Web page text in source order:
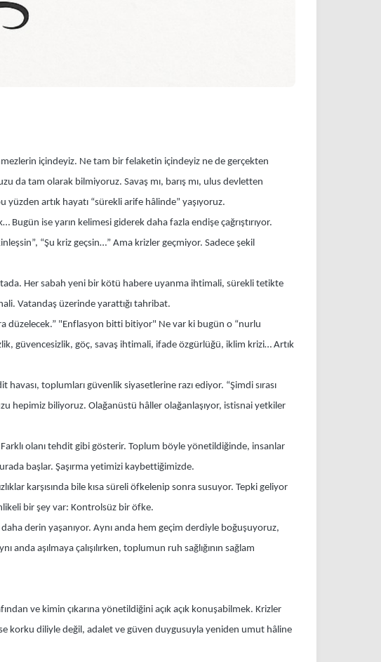
içindeyiz. Ne tam bir felaketin içindeyiz ne de gerçekten
da tam olarak bilmiyoruz. Savaş mı, barış mı, ulus devletten
artık hayatı “sürekli arife hâlinde” yaşıyoruz.
ise yarın kelimesi giderek daha fazla endişe çağrıştırıyor.
“Şu kriz geçsin…” Ama krizler geçmiyor. Sadece şekil
Her sabah yeni bir kötü habere uyanma ihtimali, sürekli tetikte
Vatandaş üzerinde yarattığı tahribat.
düzelecek.” "Enflasyon bitti bitiyor" Ne var ki bugün o “nurlu
güvencesizlik, göç, savaş ihtimali, ifade özgürlüğü, iklim krizi… Artık
toplumları güvenlik siyasetlerine razı ediyor. “Şimdi sırası
hepimiz biliyoruz. Olağanüstü hâller olağanlaşıyor, istisnai yetkiler
olanı tehdit gibi gösterir. Toplum böyle yönetildiğinde, insanlar
başlar. Şaşırma yetimizi kaybettiğimizde.
karşısında bile kısa süreli öfkelenip sonra susuyor. Tepki geliyor
bir şey var: Kontrolsüz bir öfke.
derin yaşanıyor. Aynı anda hem geçim derdiyle boğuşuyoruz,
aşılmaya çalışılırken, toplumun ruh sağlığının sağlam
ve kimin çıkarına yönetildiğini açık açık konuşabilmek. Krizler
korku diliyle değil, adalet ve güven duygusuyla yeniden umut hâline